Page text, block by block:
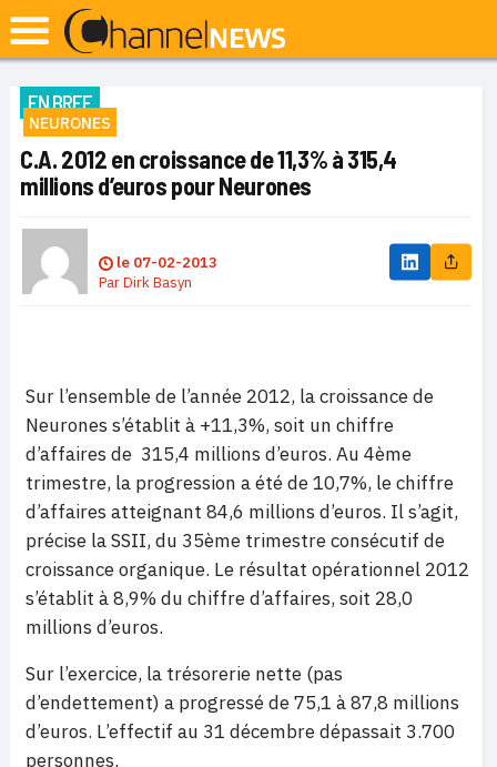
EN BREF
NEURONES
C.A. 2012 en croissance de 11,3% à 315,4
millions d’euros pour Neurones
le 07-02-2013
ParDirk Basyn
Sur l’ensemble de l’année 2012, la croissance de
Neurones s’établit à +11,3%, soit un chiffre
d’affaires de 315,4 millions d’euros. Au 4ème
trimestre, la progression a été de 10,7%, le chiffre
d’affaires atteignant 84,6 millions d’euros. Il s’agit,
précise la SSII, du 35ème trimestre consécutif de
croissance organique. Le résultat opérationnel 2012
s’établit à 8,9% du chiffre d’affaires, soit 28,0
millions d’euros.
Sur l’exercice, la trésorerie nette (pas
d’endettement) a progressé de 75,1 à 87,8 millions
d’euros. L’effectif au 31 décembre dépassait 3.700
personnes.